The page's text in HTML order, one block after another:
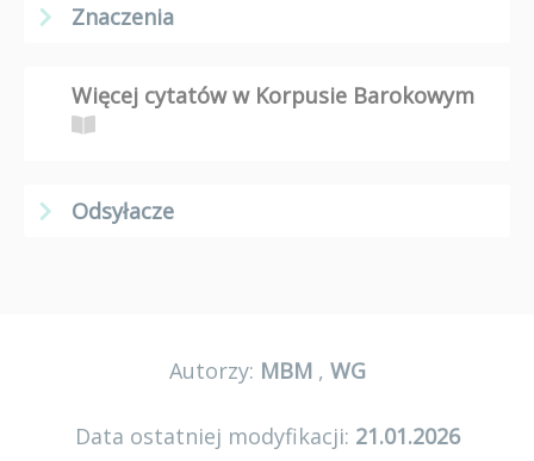
Znaczenia
Więcej cytatów w Korpusie Barokowym
Odsyłacze
Autorzy: MBM, WG
Data ostatniej modyfikacji: 21.01.2026